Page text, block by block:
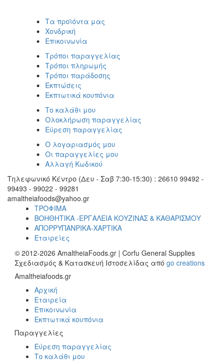
Τα προϊόντα μας
Χονδρική
Επικοινωνία
Τρόποι παραγγελίας
Τρόποι πληρωμής
Τρόποι παράδοσης
Εκπτώσεις
Εκπτωτικά κουπόνια
Το καλάθι μου
Ολοκλήρωση παραγγελίας
Εύρεση παραγγελίας
Ο λογαριασμός μου
Οι παραγγελίες μου
Αλλαγή Κωδικού
Τηλεφωνικό Κέντρο (Δευ - Σαβ 7:30-15:30) : 26610 99492 -
99493 - 99022 - 99281
amaltheiafoods@yahoo.gr
ΤΡΟΦΙΜΑ
ΒΟΗΘΗΤΙΚΑ -ΕΡΓΑΛΕΙΑ ΚΟΥΖΙΝΑΣ & ΚΑΘΑΡΙΣΜΟΥ
ΑΠΟΡΡΥΠΑΝΡΙΚΑ-ΧΑΡΤΙΚΑ
Εταιρείες
© 2012-2026 AmaltheiaFoods.gr | Corfu General Supplies
Σχεδιασμός & Κατασκευή Ιστοσελίδας από go creations
Amaltheiafoods.gr
Αρχική
Εταιρεία
Επικοινωνία
Εκπτωτικά κουπόνια
Παραγγελίες
Εύρεση παραγγελίας
Το καλάθι μου